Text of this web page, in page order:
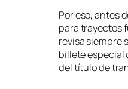
Por eso, antes
para trayectos
revisa siempre
billete especial
del título de